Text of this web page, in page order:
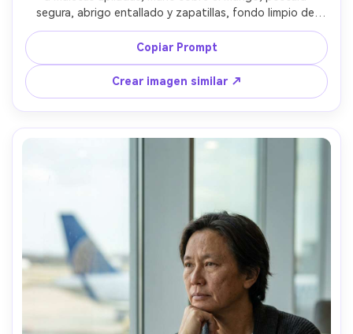
segura, abrigo entallado y zapatillas, fondo limpio de
pared terminal, luz suave y uniforme tipo estudio, Canon
EOS R3, 85mm f/1.4, encuadre de tres cuartos,
composición centrada, ambiente pulido de moda, trama
textil realista, sombras naturales, alta resolución,
enfoque nítido, gradación editorial neutra --ar 4:5
Copiar Prompt
Crear imagen similar ↗